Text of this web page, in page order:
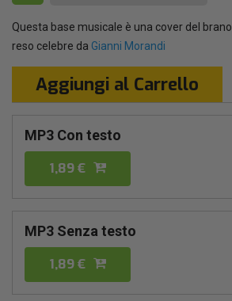
Questa base musicale è una cover del brano
reso celebre da Gianni Morandi
Aggiungi al Carrello
MP3 Con testo
1,89 €
MP3 Senza testo
1,89 €